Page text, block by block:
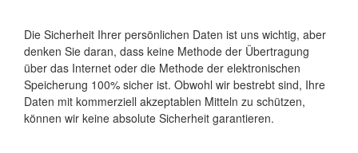
Die Sicherheit Ihrer persönlichen Daten ist uns wichtig, aber
denken Sie daran, dass keine Methode der Übertragung
über das Internet oder die Methode der elektronischen
Speicherung 100% sicher ist. Obwohl wir bestrebt sind, Ihre
Daten mit kommerziell akzeptablen Mitteln zu schützen,
können wir keine absolute Sicherheit garantieren.